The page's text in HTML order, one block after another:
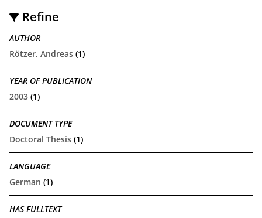
Refine
AUTHOR
Rötzer, Andreas (1)
YEAR OF PUBLICATION
2003 (1)
DOCUMENT TYPE
Doctoral Thesis (1)
LANGUAGE
German (1)
HAS FULLTEXT